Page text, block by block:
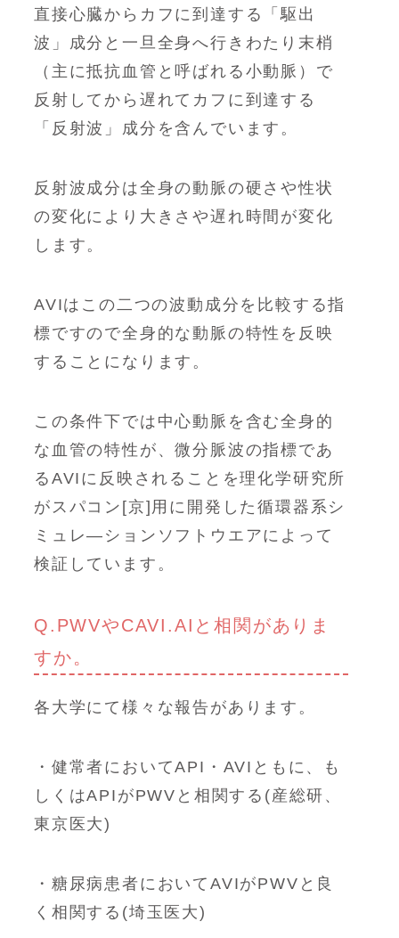
直接心臓からカフに到達する「駆出
波」成分と一旦全身へ行きわたり末梢
（主に抵抗血管と呼ばれる小動脈）で
反射してから遅れてカフに到達する
「反射波」成分を含んでいます。
反射波成分は全身の動脈の硬さや性状
の変化により大きさや遅れ時間が変化
します。
AVIはこの二つの波動成分を比較する指
標ですので全身的な動脈の特性を反映
することになります。
この条件下では中心動脈を含む全身的
な血管の特性が、微分脈波の指標であ
るAVIに反映されることを理化学研究所
がスパコン[京]用に開発した循環器系シ
ミュレ―ションソフトウエアによって
検証しています。
Q.PWVやCAVI.AIと相関がありま
すか。
各大学にて様々な報告があります。
・健常者においてAPI・AVIともに、も
しくはAPIがPWVと相関する(産総研、
東京医大)
・糖尿病患者においてAVIがPWVと良
く相関する(埼玉医大)